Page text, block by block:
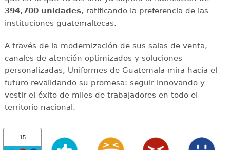
394,700 unidades, ratificando la preferencia de las
instituciones guatemaltecas.
A través de la modernización de sus salas de venta,
canales de atención optimizados y soluciones
personalizadas, Uniformes de Guatemala mira hacia el
futuro revalidando su promesa: seguir innovando y
vestir el éxito de miles de trabajadores en todo el
territorio nacional.
15